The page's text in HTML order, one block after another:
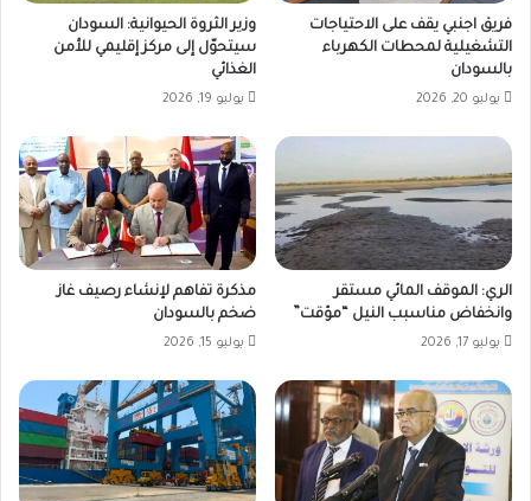
فريق اجنبي يقف على الاحتياجات
التشغيلية لمحطات الكهرباء
بالسودان
يوليو 20, 2026
وزير الثروة الحيوانية: السودان
سيتحوّل إلى مركز إقليمي للأمن
الغذائي
يوليو 19, 2026
الري: الموقف المائي مستقر
وانخفاض مناسبب النيل “مؤقت”
يوليو 17, 2026
مذكرة تفاهم لإنشاء رصيف غاز
ضخم بالسودان
يوليو 15, 2026